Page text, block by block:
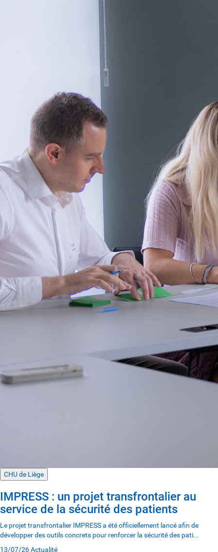
CHU de Liège
IMPRESS : un projet transfrontalier au
service de la sécurité des patients
Le projet transfrontalier IMPRESS a été officiellement lancé afin de
développer des outils concrets pour renforcer la sécurité des pati...
13/07/26Actualité